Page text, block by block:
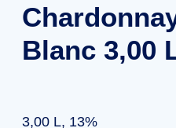
Blanc 3,00
3,00 L, 13%